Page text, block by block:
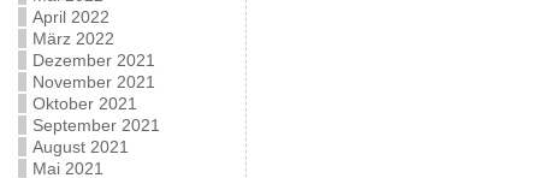
April 2022
März 2022
Dezember 2021
November 2021
Oktober 2021
September 2021
August 2021
Mai 2021